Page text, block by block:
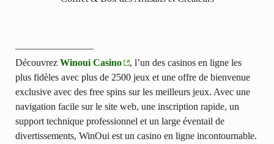
————————
Découvrez Winoui Casino
, l’un des casinos en ligne les
plus fidèles avec plus de 2500 jeux et une offre de bienvenue
exclusive avec des free spins sur les meilleurs jeux. Avec une
navigation facile sur le site web, une inscription rapide, un
support technique professionnel et un large éventail de
divertissements, WinOui est un casino en ligne incontournable.